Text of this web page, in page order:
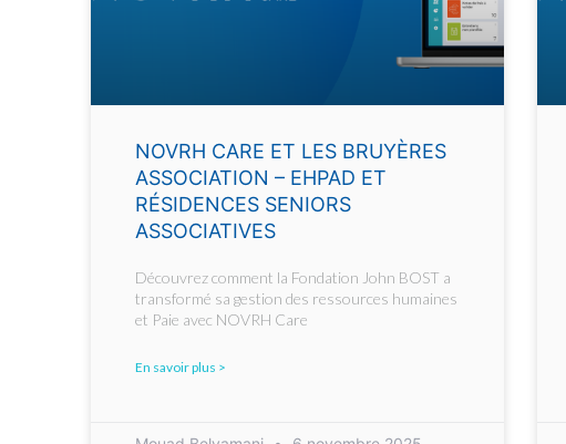
NOVRH CARE ET LES BRUYÈRES
ASSOCIATION – EHPAD ET
RÉSIDENCES SENIORS
ASSOCIATIVES
Découvrez comment la Fondation John BOST a
transformé sa gestion des ressources humaines
et Paie avec NOVRH Care
En savoir plus >